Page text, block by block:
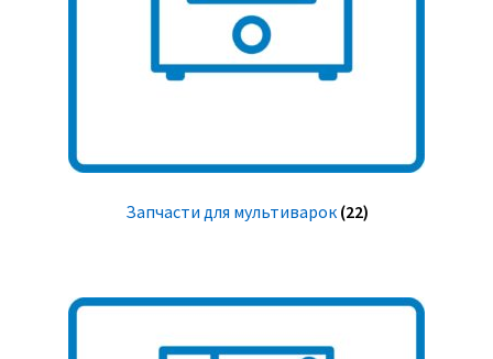
Запчасти для мультиварок (22)